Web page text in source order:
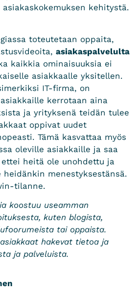
kehitystä.
toteutetaan oppaita,
asiakaspalvelulta
kaikkia ominaisuuksia ei
asiakkaalle yksitellen.
IT-firma, on
kerrotaan aina
ja yrityksenä teidän tulee
oppivat uudet
Tämä kasvattaa myös
oleville asiakkaille ja saa
heitä ole unohdettu ja
menestyksestänsä.
tilanne.
koostuu useamman
kuten blogista,
tai oppaista.
hakevat tietoa ja
ja palveluista.